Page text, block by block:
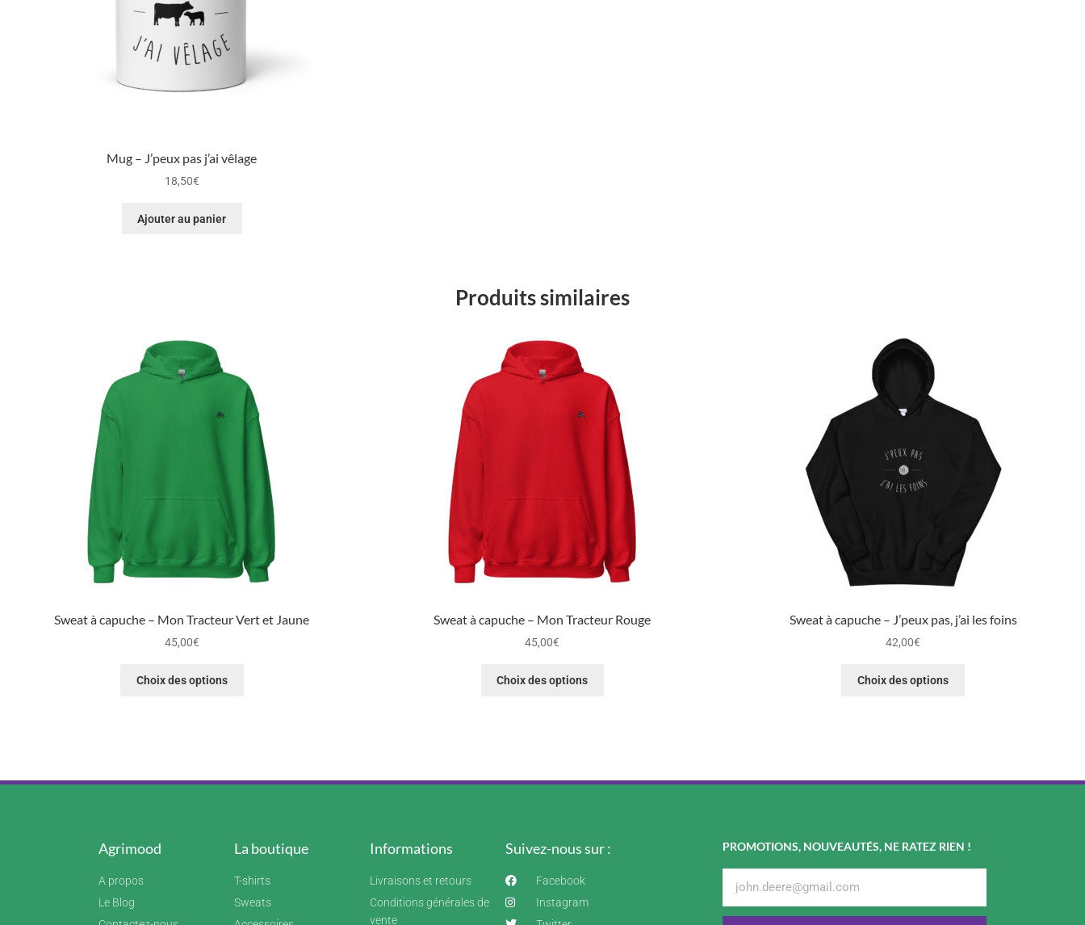
Mug – J’peux pas j’ai vêlage
18,50€
Ajouter au panier
Produits similaires
Sweat à capuche – Mon Tracteur Vert et Jaune
45,00€
Choix des options
Sweat à capuche – Mon Tracteur Rouge
45,00€
Choix des options
Sweat à capuche – J’peux pas, j’ai les foins
42,00€
Choix des options
Agrimood
A propos
Le Blog
La boutique
T-shirts
Sweats
Informations
Livraisons et retours
Conditions générales de
vente
Suivez-nous sur :
Facebook
Instagram
PROMOTIONS, NOUVEAUTÉS, NE RATEZ RIEN !